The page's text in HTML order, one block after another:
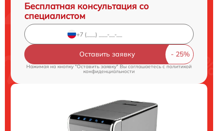
Бесплатная консультация со
специалистом
Оставить заявку
Нажимая на кнопку "Оставить заявку" Вы соглашаетесь c политикой
конфиденциальности